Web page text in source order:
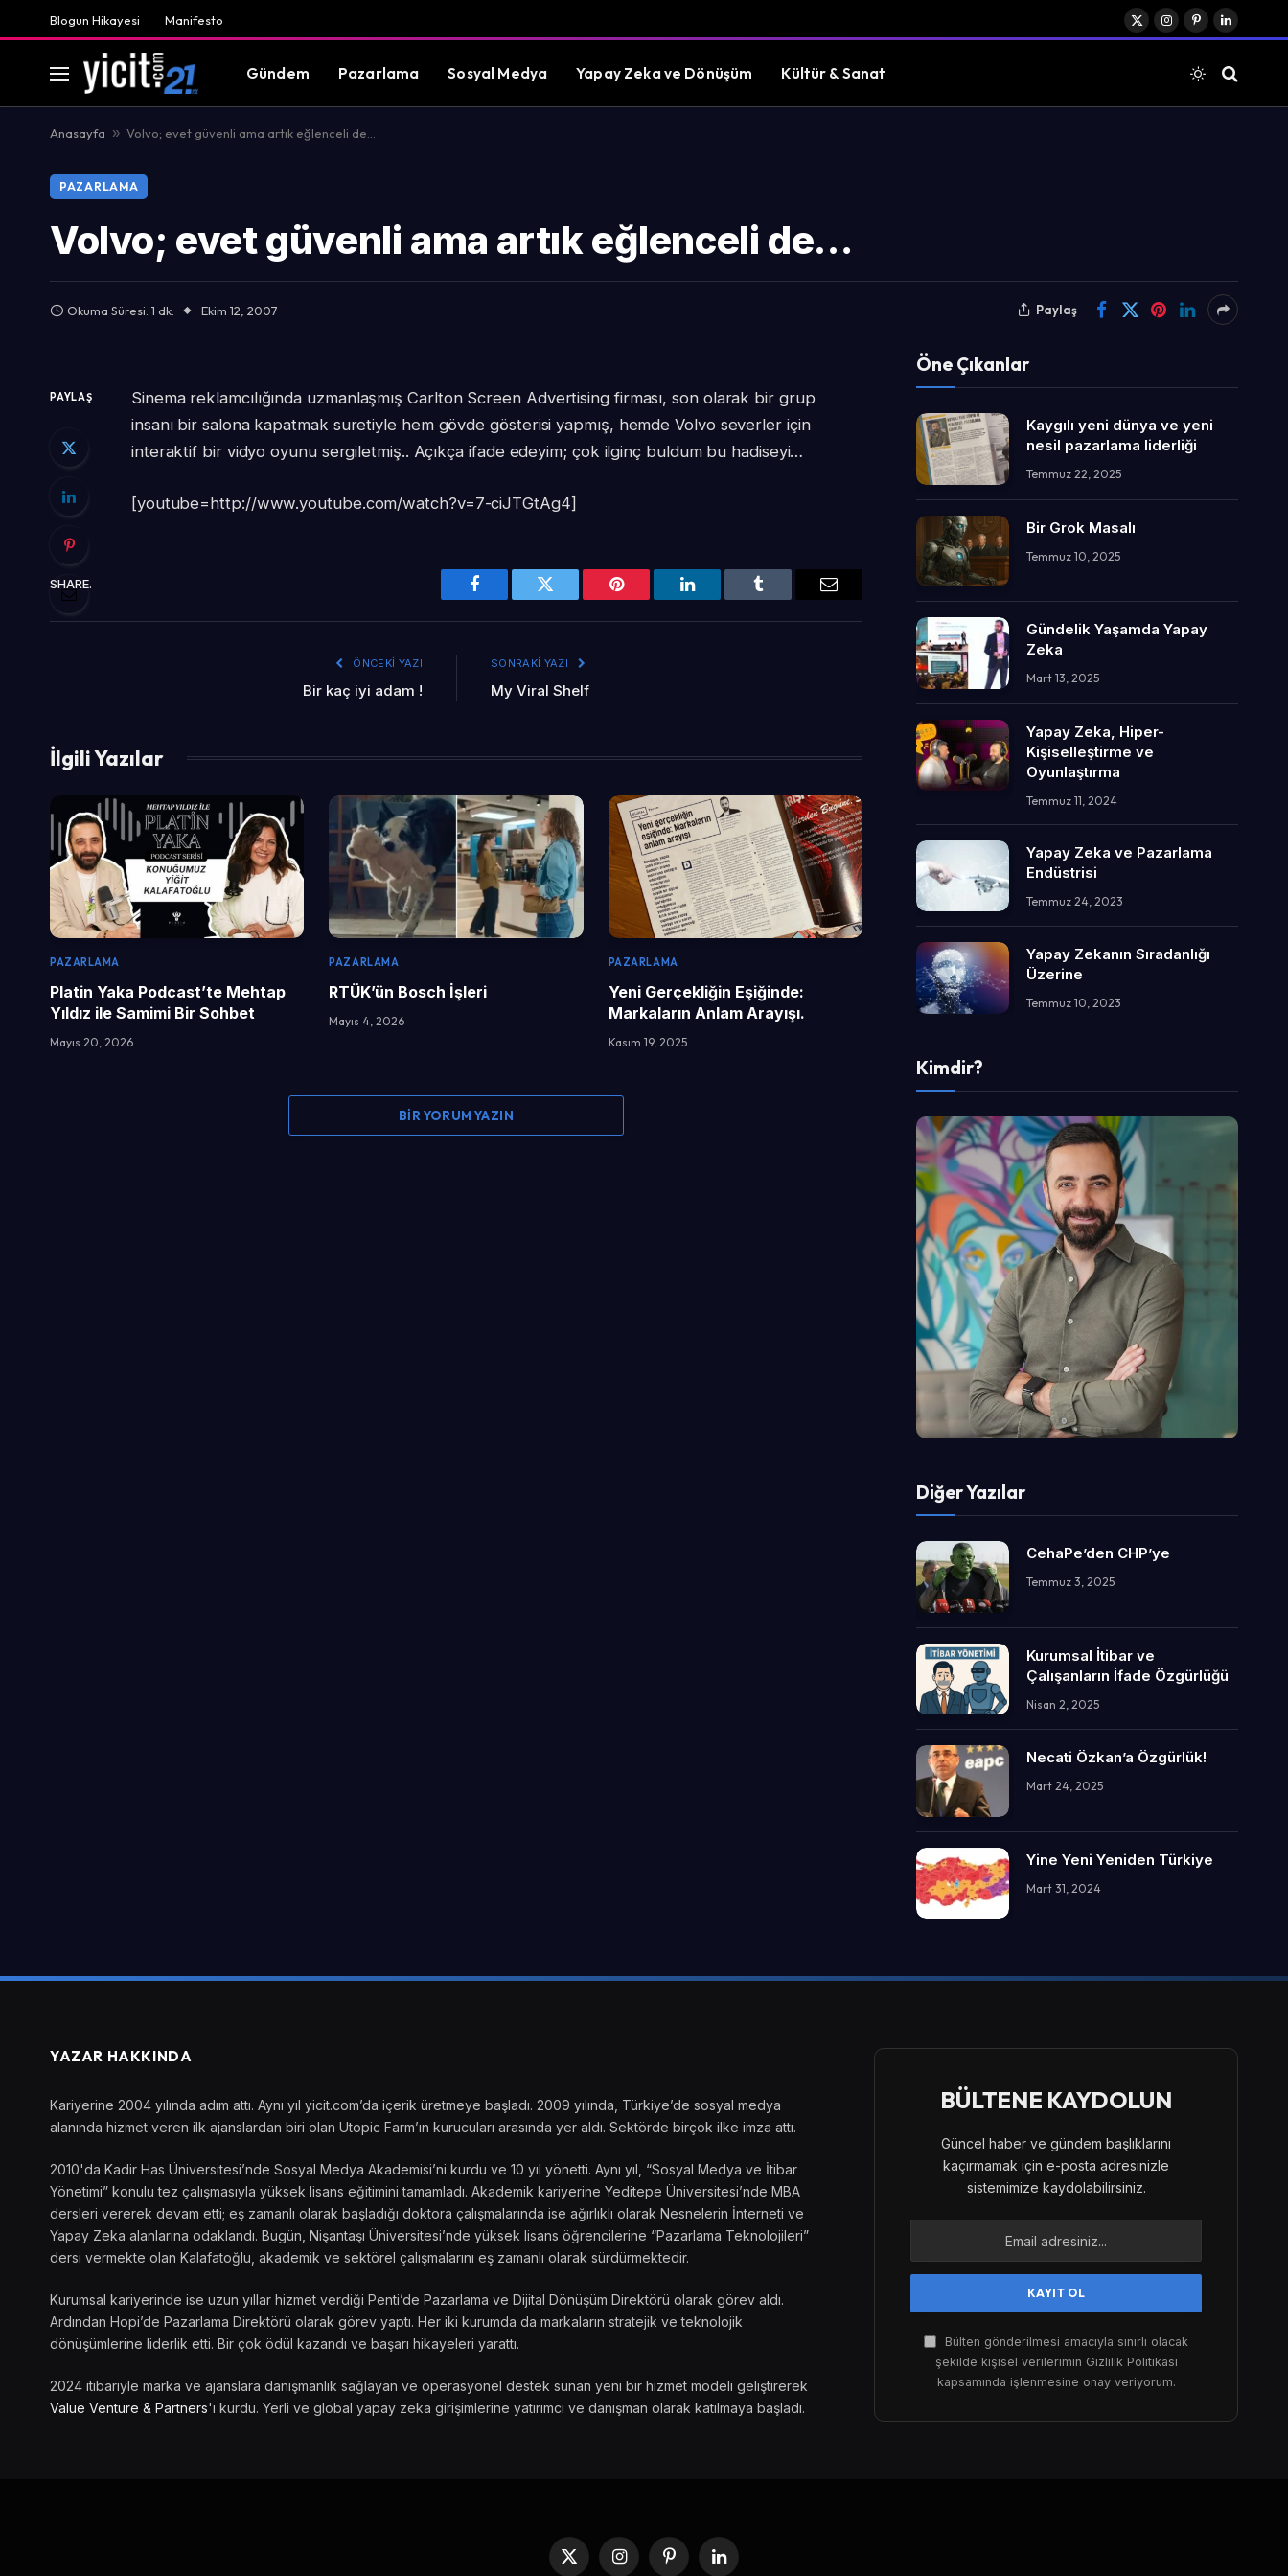
Blogun Hikayesi Manifesto
X
Instagram
PinterestLinkedIn
Gündem Pazarlama Sosyal Medya Yapay Zeka ve Dönüşüm Kültür & Sanat
Anasayfa » Volvo; evet güvenli ama artık eğlenceli de…
PAZARLAMA
Volvo; evet güvenli ama artık eğlenceli de…
Okuma Süresi: 1 dk. Ekim 12, 2007 Paylaş
PAYLAŞ
Sinema reklamcılığında uzmanlaşmış Carlton Screen Advertising firması, son olarak bir grup
insanı bir salona kapatmak suretiyle hem gövde gösterisi yapmış, hemde Volvo severler için
interaktif bir vidyo oyunu sergiletmiş.. Açıkça ifade edeyim; çok ilginç buldum bu hadiseyi…
[youtube=http://www.youtube.com/watch?v=7-ciJTGtAg4]
SHARE.
Facebook Twitter Pinterest LinkedIn Tumblr Email
ÖNCEKI YAZI
Bir kaç iyi adam !
SONRAKI YAZI
My Viral Shelf
İlgili Yazılar
PAZARLAMA
Platin Yaka Podcast’te Mehtap
Yıldız ile Samimi Bir Sohbet
Mayıs 20, 2026
PAZARLAMA
RTÜK’ün Bosch İşleri
Mayıs 4, 2026
PAZARLAMA
Yeni Gerçekliğin Eşiğinde:
Markaların Anlam Arayışı.
Kasım 19, 2025
BIR YORUM YAZIN
Öne Çıkanlar
Kaygılı yeni dünya ve yeni
nesil pazarlama liderliği
Temmuz 22, 2025
Bir Grok Masalı
Temmuz 10, 2025
Gündelik Yaşamda Yapay
Zeka
Mart 13, 2025
Yapay Zeka, Hiper-
Kişiselleştirme ve
Oyunlaştırma
Temmuz 11, 2024
Yapay Zeka ve Pazarlama
Endüstrisi
Temmuz 24, 2023
Yapay Zekanın Sıradanlığı
Üzerine
Temmuz 10, 2023
Kimdir?
Diğer Yazılar
CehaPe’den CHP’ye
Temmuz 3, 2025
Kurumsal İtibar ve
Çalışanların İfade Özgürlüğü
Nisan 2, 2025
Necati Özkan’a Özgürlük!
Mart 24, 2025
Yine Yeni Yeniden Türkiye
Mart 31, 2024
YAZAR HAKKINDA
Kariyerine 2004 yılında adım attı. Aynı yıl yicit.com’da içerik üretmeye başladı. 2009 yılında, Türkiye’de sosyal medya
alanında hizmet veren ilk ajanslardan biri olan Utopic Farm’ın kurucuları arasında yer aldı. Sektörde birçok ilke imza attı.
2010'da Kadir Has Üniversitesi’nde Sosyal Medya Akademisi’ni kurdu ve 10 yıl yönetti. Aynı yıl, “Sosyal Medya ve İtibar
Yönetimi” konulu tez çalışmasıyla yüksek lisans eğitimini tamamladı. Akademik kariyerine Yeditepe Üniversitesi’nde MBA
dersleri vererek devam etti; eş zamanlı olarak başladığı doktora çalışmalarında ise ağırlıklı olarak Nesnelerin İnterneti ve
Yapay Zeka alanlarına odaklandı. Bugün, Nişantaşı Üniversitesi’nde yüksek lisans öğrencilerine “Pazarlama Teknolojileri”
dersi vermekte olan Kalafatoğlu, akademik ve sektörel çalışmalarını eş zamanlı olarak sürdürmektedir.
Kurumsal kariyerinde ise uzun yıllar hizmet verdiği Penti’de Pazarlama ve Dijital Dönüşüm Direktörü olarak görev aldı.
Ardından Hopi’de Pazarlama Direktörü olarak görev yaptı. Her iki kurumda da markaların stratejik ve teknolojik
dönüşümlerine liderlik etti. Bir çok ödül kazandı ve başarı hikayeleri yarattı.
2024 itibariyle marka ve ajanslara danışmanlık sağlayan ve operasyonel destek sunan yeni bir hizmet modeli geliştirerek
Value Venture & Partners'ı kurdu. Yerli ve global yapay zeka girişimlerine yatırımcı ve danışman olarak katılmaya başladı.
BÜLTENE KAYDOLUN
Güncel haber ve gündem başlıklarını
kaçırmamak için e-posta adresinizle
sistemimize kaydolabilirsiniz.
Bülten gönderilmesi amacıyla sınırlı olacak
şekilde kişisel verilerimin Gizlilik Politikası
kapsamında işlenmesine onay veriyorum.
X
InstagramPinterestLinkedIn